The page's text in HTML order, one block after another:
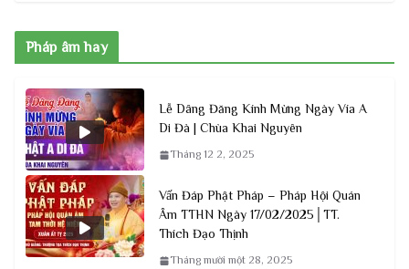
Pháp âm hay
Lễ Dâng Đăng Kính Mừng Ngày Vía A
Di Đà | Chùa Khai Nguyên
Tháng 12 2, 2025
Vấn Đáp Phật Pháp – Pháp Hội Quán
Âm TTHN Ngày 17/02/2025│TT.
Thích Đạo Thịnh
Tháng mười một 28, 2025